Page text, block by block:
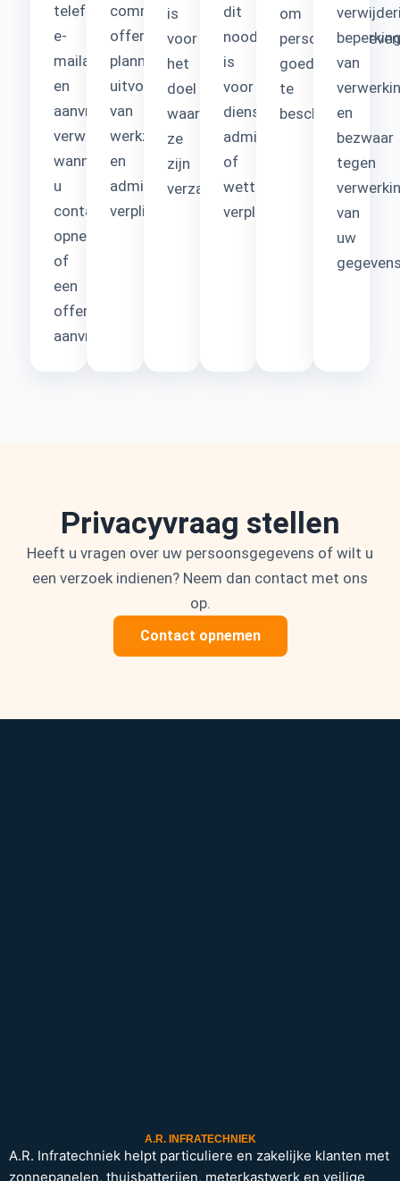
telefoonnummer,
e-
mailadres
en
aanvraaggegevens
verwerken
wanneer
u
contact
opneemt
of
een
offerte
aanvraagt.
communicatie,
offertes,
planning,
uitvoering
van
werkzaamheden
en
administratieve
verplichtingen.
is
voor
het
doel
waarvoor
ze
zijn
verzameld.
dit
noodzakelijk
is
voor
dienstverlening,
administratie
of
wettelijke
verplichtingen.
om
goed
te
beschermen.
van
en
bezwaar
tegen
van
uw
Privacyvraag stellen
Heeft u vragen over uw persoonsgegevens of wilt u
een verzoek indienen? Neem dan contact met ons
op.
Contact opnemen
A.R. INFRATECHNIEK
A.R. Infratechniek helpt particuliere en zakelijke klanten met
zonnepanelen, thuisbatterijen, meterkastwerk en veilige